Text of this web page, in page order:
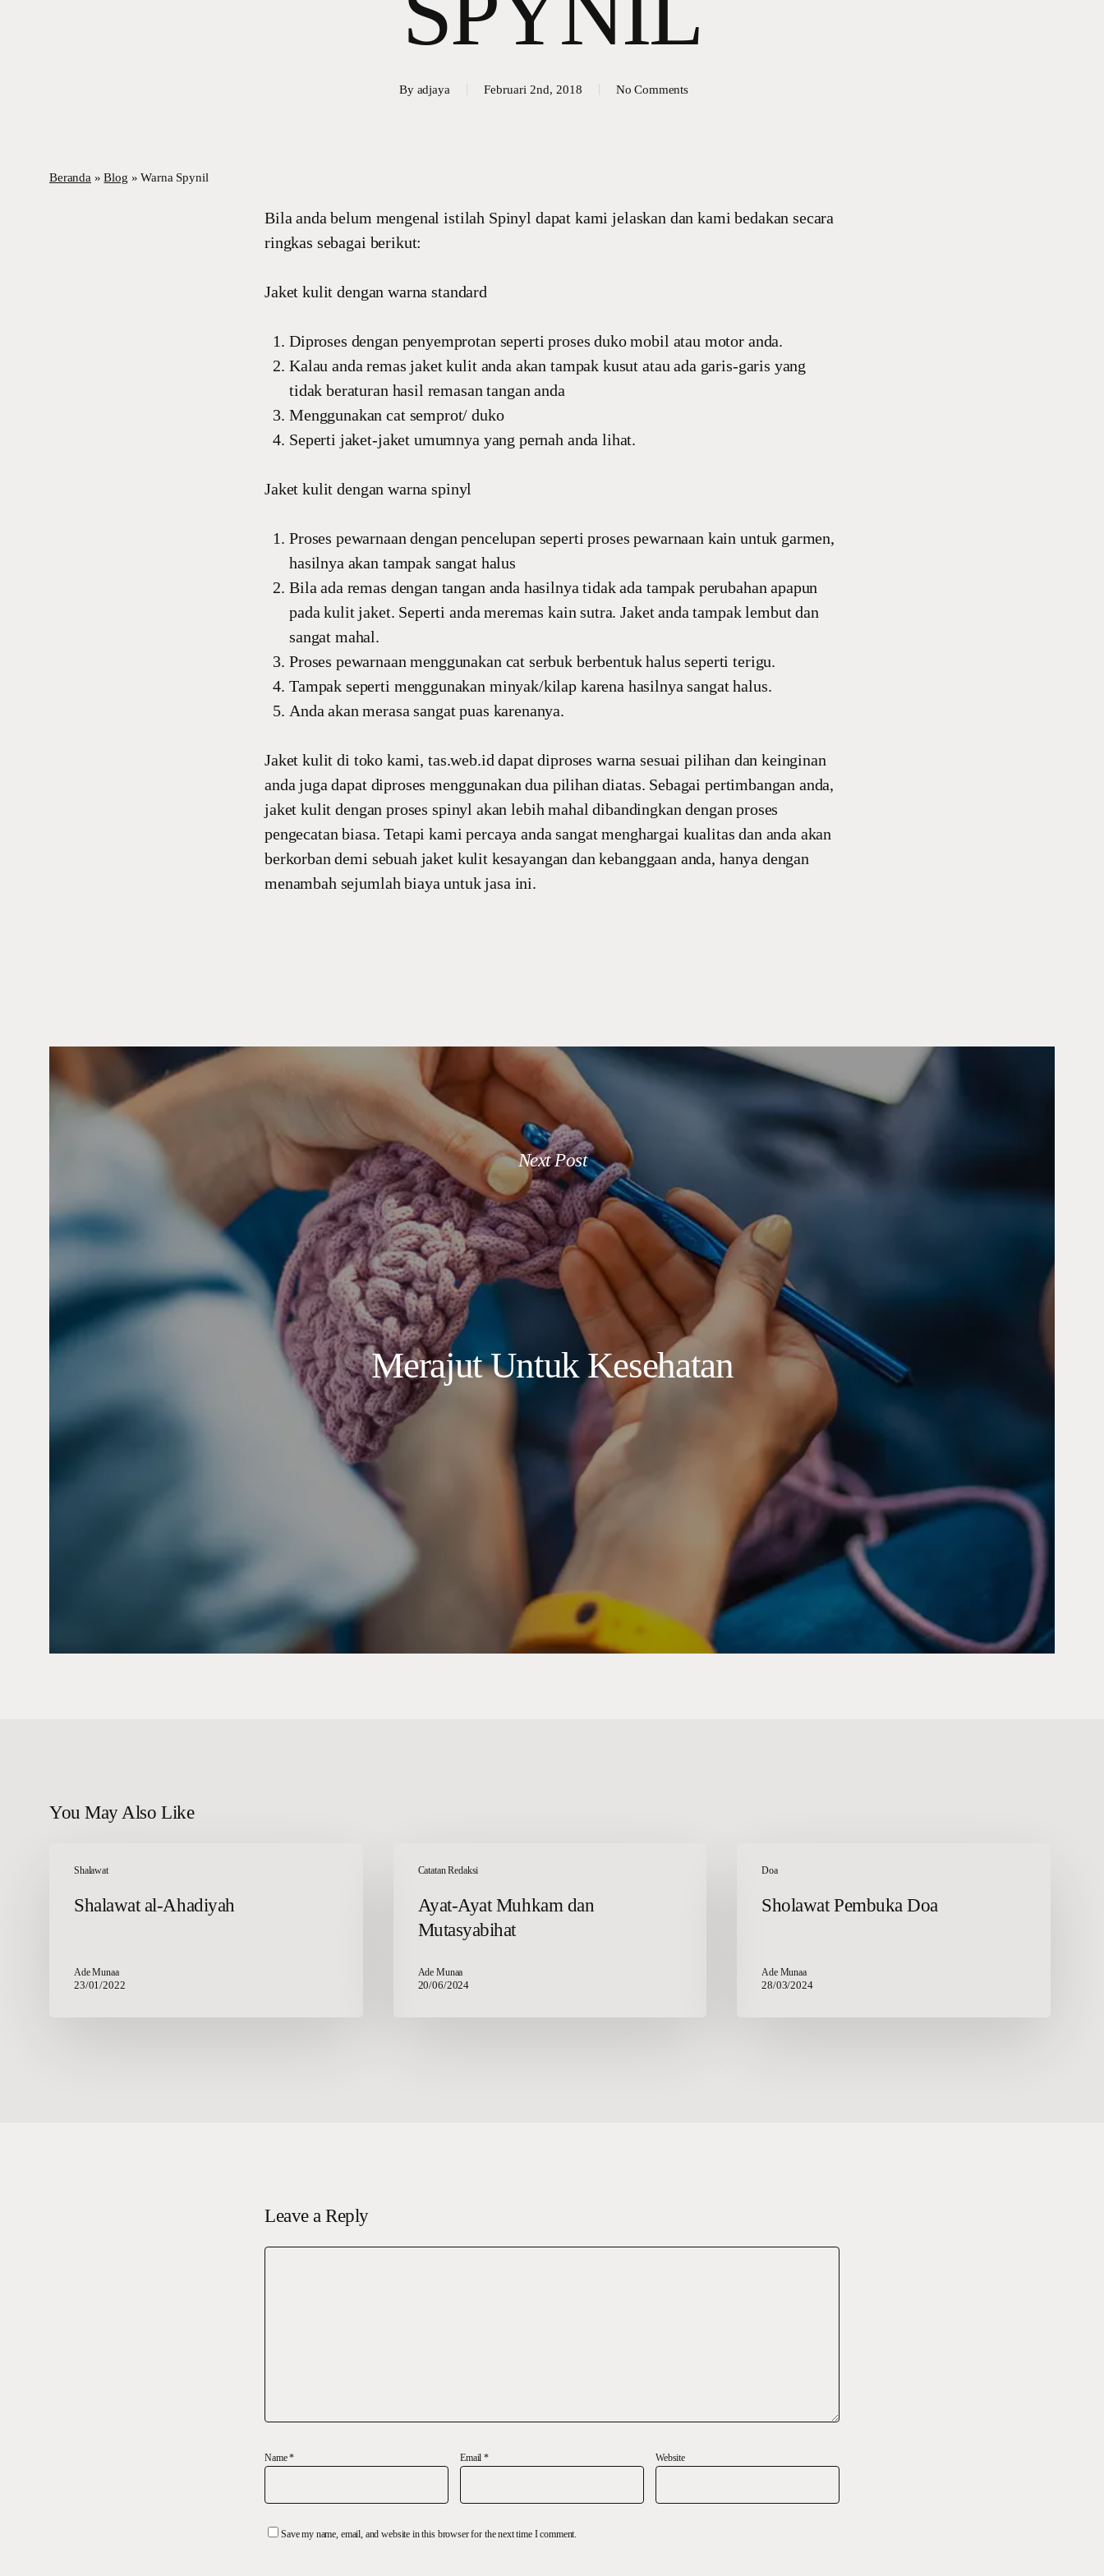
By adjaya Februari 2nd, 2018 No Comments
Beranda »Blog »Warna Spynil
Bila anda belum mengenal istilah Spinyl dapat kami jelaskan dan kami bedakan secara
ringkas sebagai berikut:
Jaket kulit dengan warna standard
Diproses dengan penyemprotan seperti proses duko mobil atau motor anda.
Kalau anda remas jaket kulit anda akan tampak kusut atau ada garis-garis yang
tidak beraturan hasil remasan tangan anda
Menggunakan cat semprot/ duko
Seperti jaket-jaket umumnya yang pernah anda lihat.
Jaket kulit dengan warna spinyl
Proses pewarnaan dengan pencelupan seperti proses pewarnaan kain untuk garmen,
hasilnya akan tampak sangat halus
Bila ada remas dengan tangan anda hasilnya tidak ada tampak perubahan apapun
pada kulit jaket. Seperti anda meremas kain sutra. Jaket anda tampak lembut dan
sangat mahal.
Proses pewarnaan menggunakan cat serbuk berbentuk halus seperti terigu.
Tampak seperti menggunakan minyak/kilap karena hasilnya sangat halus.
Anda akan merasa sangat puas karenanya.
Jaket kulit di toko kami, tas.web.id dapat diproses warna sesuai pilihan dan keinginan
anda juga dapat diproses menggunakan dua pilihan diatas. Sebagai pertimbangan anda,
jaket kulit dengan proses spinyl akan lebih mahal dibandingkan dengan proses
pengecatan biasa. Tetapi kami percaya anda sangat menghargai kualitas dan anda akan
berkorban demi sebuah jaket kulit kesayangan dan kebanggaan anda, hanya dengan
menambah sejumlah biaya untuk jasa ini.
Next Post
Merajut Untuk Kesehatan
You May Also Like
Shalawat
Shalawat al-Ahadiyah
Ade Munaa
23/01/2022
Catatan Redaksi
Mutasyabihat
Ayat-Ayat Muhkam dan
Mutasyabihat
Ade Munaa
20/06/2024
Doa
Pembuka
Sholawat Pembuka Doa
Ade Munaa
28/03/2024
Leave a Reply
Name* Email* Website
Save my name, email, and website in this browser for the next time I comment.